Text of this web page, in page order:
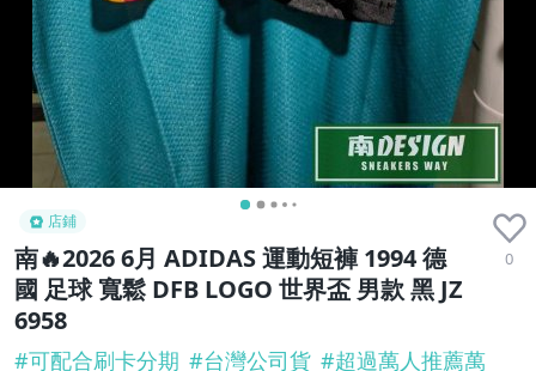
店鋪
南🔥2026 6月 ADIDAS 運動短褲 1994 德
國 足球 寬鬆 DFB LOGO 世界盃 男款 黑 JZ
6958
0
#可配合刷卡分期 #台灣公司貨 #超過萬人推薦萬